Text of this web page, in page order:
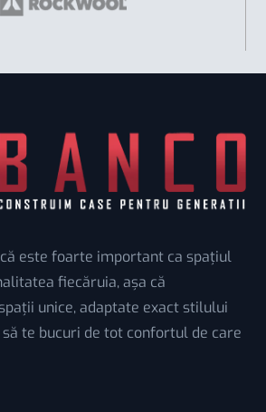
este foarte important ca spațiul
fiecăruia, așa că
unice, adaptate exact stilului
să te bucuri de tot confortul de care